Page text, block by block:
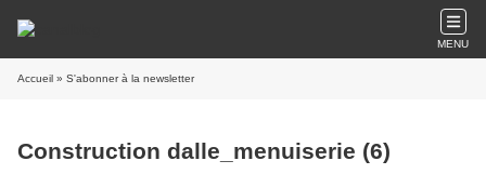
MENU
Accueil » S'abonner à la newsletter
Construction dalle_menuiserie (6)